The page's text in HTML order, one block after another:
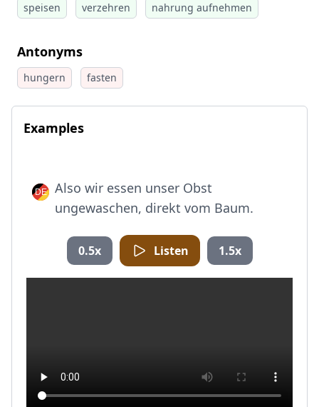
speisen verzehren nahrung aufnehmen
Antonyms
hungern fasten
Examples
Also wir essen unser Obst
ungewaschen, direkt vom Baum.
0.5x Listen 1.5x